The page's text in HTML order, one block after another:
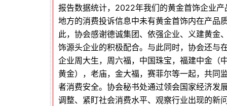
报告数据统计，2022年我们的黄金首饰企业
地方的消费投诉信息中未有黄金首饰内在产品
此，协会感谢德诚集团、依强企业、义建黄金
饰源头企业的积极配合。与此同时，协会还与
企业周大生，周六福，中国珠宝，福建中金（
黄金），老庙，金大福，赛菲尔等一起，共同
者消费安全。协会秘书处通过领会国家经济发
调整、紧盯社会消费水平、观察行业出现的新